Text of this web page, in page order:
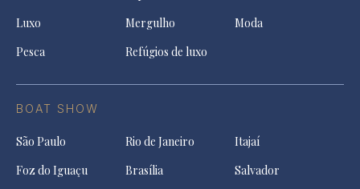
Luxo
Mergulho
Moda
Pesca
Refúgios de luxo
BOAT SHOW
São Paulo Rio de Janeiro
Itajaí
Foz do Iguaçu
Brasília Salvador